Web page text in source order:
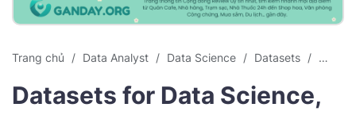
Trang chủ Data Analyst Data Science Datasets Deep
Datasets for Data Science,